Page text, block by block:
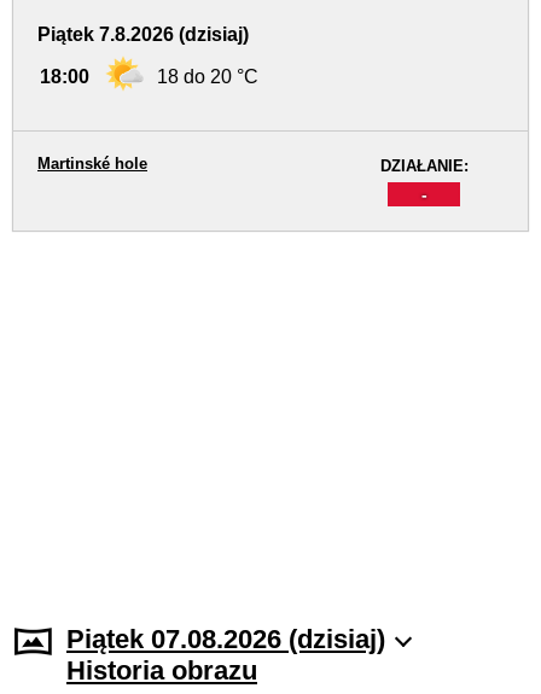
Piątek 7.8.2026 (dzisiaj)
18:00 18 do 20 °C
DZIAŁANIE:
-
Martinské hole
Piątek 07.08.2026 (dzisiaj)
Historia obrazu